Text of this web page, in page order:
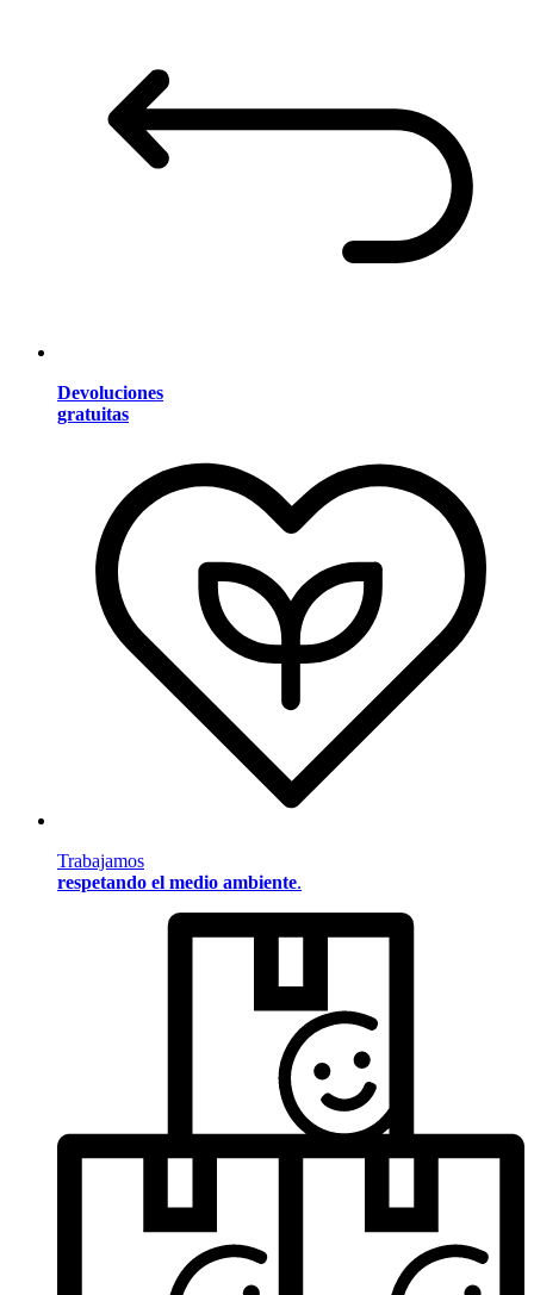
Devoluciones
gratuitas
Trabajamos
respetando el medio ambiente.